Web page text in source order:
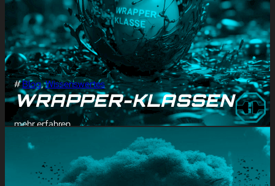
#Blog, Wissenswertes
WRAPPER-KLASSEN
mehr erfahren